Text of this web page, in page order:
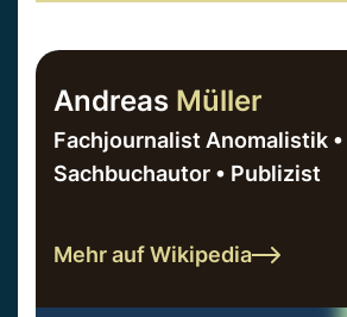
Andreas Müller
Fachjournalist Anomalistik •
Sachbuchautor • Publizist
Mehr auf Wikipedia